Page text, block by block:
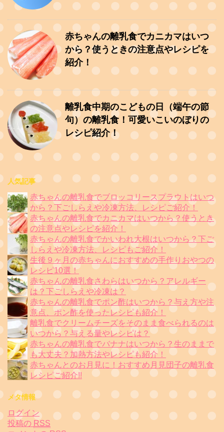
赤ちゃんの離乳食でカニカマはいつ
から？使うときの注意点やレシピを
紹介！
離乳食中期のこどもの日（端午の節
句）の離乳食！可愛いこいのぼりの
レシピ紹介！
人気記事
赤ちゃんの離乳食でブロッコリースプラウトはいつ
から？下ごしらえや冷凍方法、レシピご紹介！
赤ちゃんの離乳食でカニカマはいつから？使うとき
の注意点やレシピを紹介！
赤ちゃんの離乳食でかいわれ大根はいつから？下ご
しらえや冷凍方法、レシピもご紹介！
生後９ヶ月の赤ちゃんにおすすめの手作りおやつの
レシピ10選！
赤ちゃんの離乳食さわらはいつから？アレルギー
は？下ごしらえや冷凍は？
赤ちゃんの離乳食でポン酢はいつから？与え方や注
意点、ポン酢を使ったレシピも紹介！
離乳食でクリームチーズをそのまま食べられるのは
いつから？与える量やレシピは？
赤ちゃんの離乳食でバナナはいつから？生のままで
も大丈夫？加熱方法やレシピも紹介！
赤ちゃんとのお月見に！おすすめ月見団子の離乳食
レシピご紹介!!
メタ情報
ログイン
投稿の RSS